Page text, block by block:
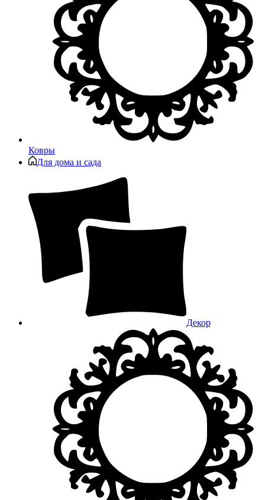
Ковры
Для дома и сада
Декор